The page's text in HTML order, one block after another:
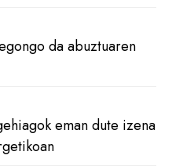
da abuztuaren
eman dute izena